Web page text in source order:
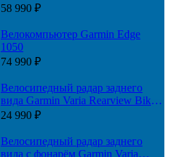
58 990 ₽
Велокомпьютер Garmin Edge
1050
74 990 ₽
Велосипедный радар заднего
вида Garmin Varia Rearview Bike
Radar RTL500
24 990 ₽
Велосипедный радар заднего
вида с фонарём Garmin Varia